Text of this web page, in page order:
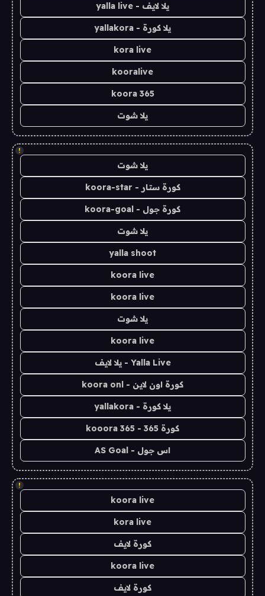
يلا لايف - yalla live
يلا كورة - yallakora
kora live
kooralive
koora 365
يلا شوت
!
يلا شوت
كورة ستار - koora-star
كورة جول - koora-goal
يلا شوت
yalla shoot
koora live
koora live
يلا شوت
koora live
Yalla Live - يلا لايف
كورة اون لاين - koora onl
يلا كورة - yallakora
كورة 365 - kooora 365
اس جول - AS Goal
!
koora live
kora live
كورة لايف
koora live
كورة لايف